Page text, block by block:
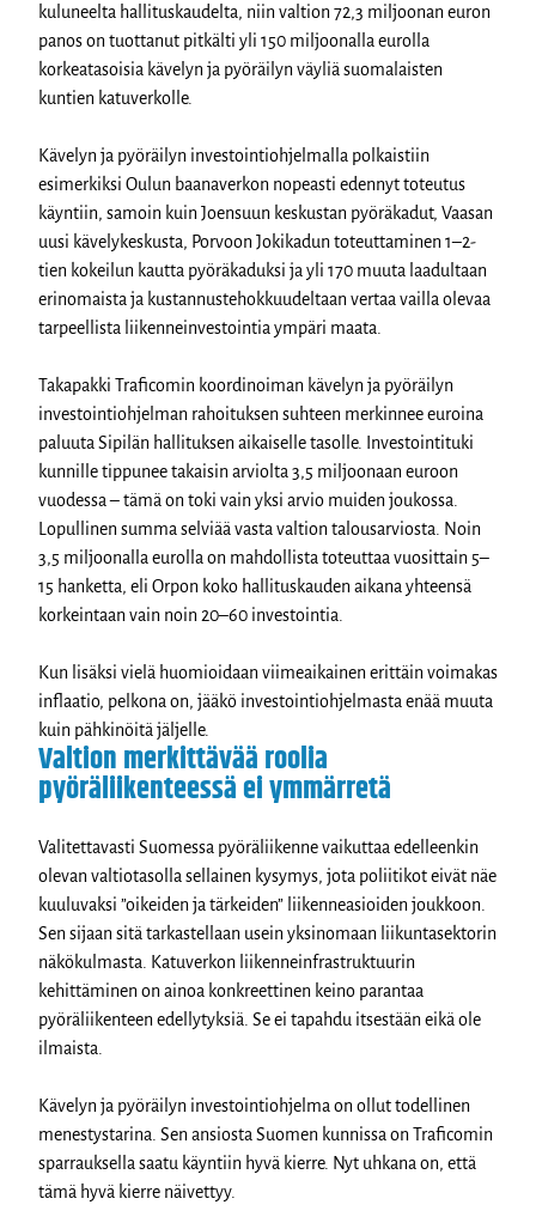
kuluneelta hallituskaudelta, niin valtion 72,3 miljoonan euron
panos on tuottanut pitkälti yli 150 miljoonalla eurolla
korkeatasoisia kävelyn ja pyöräilyn väyliä suomalaisten
kuntien katuverkolle.
Kävelyn ja pyöräilyn investointiohjelmalla polkaistiin
esimerkiksi Oulun baanaverkon nopeasti edennyt toteutus
käyntiin, samoin kuin Joensuun keskustan pyöräkadut, Vaasan
uusi kävelykeskusta, Porvoon Jokikadun toteuttaminen 1–2-
tien kokeilun kautta pyöräkaduksi ja yli 170 muuta laadultaan
erinomaista ja kustannustehokkuudeltaan vertaa vailla olevaa
tarpeellista liikenneinvestointia ympäri maata.
Takapakki Traficomin koordinoiman kävelyn ja pyöräilyn
investointiohjelman rahoituksen suhteen merkinnee euroina
paluuta Sipilän hallituksen aikaiselle tasolle. Investointituki
kunnille tippunee takaisin arviolta 3,5 miljoonaan euroon
vuodessa – tämä on toki vain yksi arvio muiden joukossa.
Lopullinen summa selviää vasta valtion talousarviosta. Noin
3,5 miljoonalla eurolla on mahdollista toteuttaa vuosittain 5–
15 hanketta, eli Orpon koko hallituskauden aikana yhteensä
korkeintaan vain noin 20–60 investointia.
Kun lisäksi vielä huomioidaan viimeaikainen erittäin voimakas
inflaatio, pelkona on, jääkö investointiohjelmasta enää muuta
kuin pähkinöitä jäljelle.
Valtion merkittävää roolia
pyöräliikenteessä ei ymmärretä
Valitettavasti Suomessa pyöräliikenne vaikuttaa edelleenkin
olevan valtiotasolla sellainen kysymys, jota poliitikot eivät näe
kuuluvaksi ”oikeiden ja tärkeiden” liikenneasioiden joukkoon.
Sen sijaan sitä tarkastellaan usein yksinomaan liikuntasektorin
näkökulmasta. Katuverkon liikenneinfrastruktuurin
kehittäminen on ainoa konkreettinen keino parantaa
pyöräliikenteen edellytyksiä. Se ei tapahdu itsestään eikä ole
ilmaista.
Kävelyn ja pyöräilyn investointiohjelma on ollut todellinen
menestystarina. Sen ansiosta Suomen kunnissa on Traficomin
sparrauksella saatu käyntiin hyvä kierre. Nyt uhkana on, että
tämä hyvä kierre näivettyy.